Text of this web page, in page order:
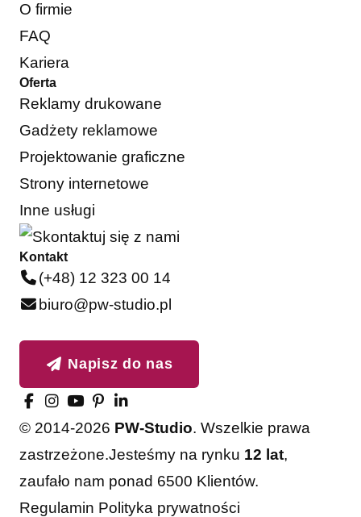
O firmie
FAQ
Kariera
Oferta
Reklamy drukowane
Gadżety reklamowe
Projektowanie graficzne
Strony internetowe
Inne usługi
Kontakt
(+48) 12 323 00 14
biuro@pw-studio.pl
Napisz do nas
© 2014-2026 PW-Studio. Wszelkie prawa
zastrzeżone.Jesteśmy na rynku 12 lat,
zaufało nam ponad 6500 Klientów.
Regulamin Polityka prywatności
Akceptuję Odrzucam